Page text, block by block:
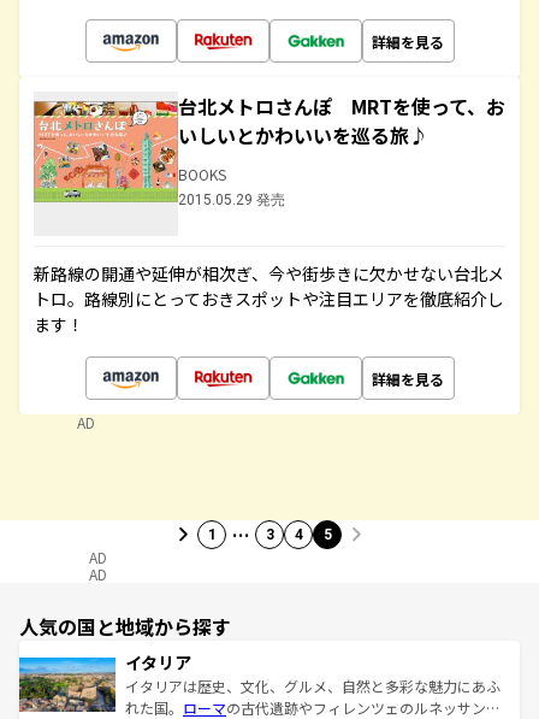
詳細を見る
台北メトロさんぽ MRTを使って、お
いしいとかわいいを巡る旅♪
BOOKS
2015.05.29 発売
新路線の開通や延伸が相次ぎ、今や街歩きに欠かせない台北メ
トロ。路線別にとっておきスポットや注目エリアを徹底紹介し
ます！
詳細を見る
AD
1 … 3 4 5
AD
AD
人気の国と地域から探す
イタリア
イタリアは歴史、文化、グルメ、自然と多彩な魅力にあふ
れた国。 ローマの古代遺跡やフィレンツェのルネッサンス